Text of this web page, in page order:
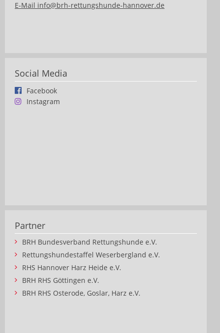
E-Mail info@brh-rettungshunde-hannover.de
Social Media
Facebook
Instagram
Partner
BRH Bundesverband Rettungshunde e.V.
Rettungshundestaffel Weserbergland e.V.
RHS Hannover Harz Heide e.V.
BRH RHS Göttingen e.V.
BRH RHS Osterode, Goslar, Harz e.V.